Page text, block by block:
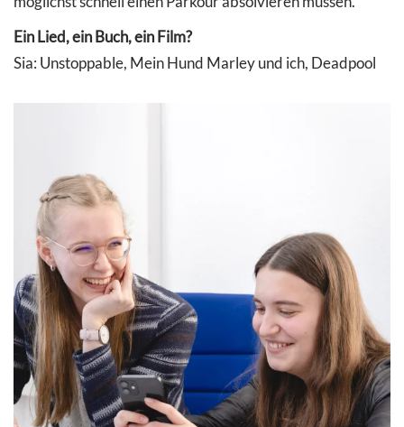
Ein Lied, ein Buch, ein Film?
Sia: Unstoppable, Mein Hund Marley und ich, Deadpool